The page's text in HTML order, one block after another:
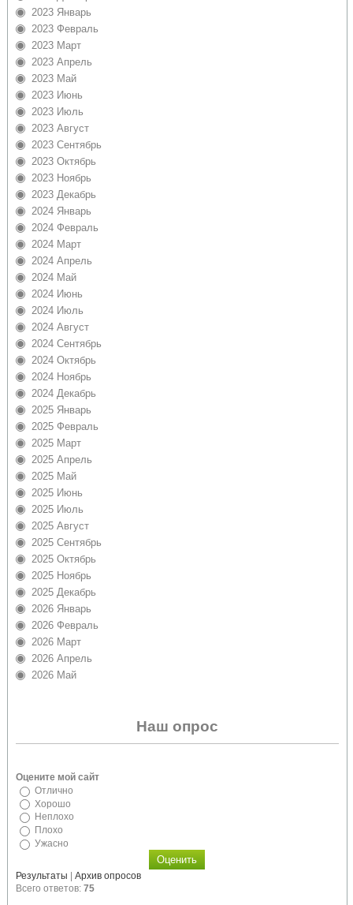
2023 Январь
2023 Февраль
2023 Март
2023 Апрель
2023 Май
2023 Июнь
2023 Июль
2023 Август
2023 Сентябрь
2023 Октябрь
2023 Ноябрь
2023 Декабрь
2024 Январь
2024 Февраль
2024 Март
2024 Апрель
2024 Май
2024 Июнь
2024 Июль
2024 Август
2024 Сентябрь
2024 Октябрь
2024 Ноябрь
2024 Декабрь
2025 Январь
2025 Февраль
2025 Март
2025 Апрель
2025 Май
2025 Июнь
2025 Июль
2025 Август
2025 Сентябрь
2025 Октябрь
2025 Ноябрь
2025 Декабрь
2026 Январь
2026 Февраль
2026 Март
2026 Апрель
2026 Май
Наш опрос
Оцените мой сайт
Отлично
Хорошо
Неплохо
Плохо
Ужасно
Результаты | Архив опросов
Всего ответов: 75